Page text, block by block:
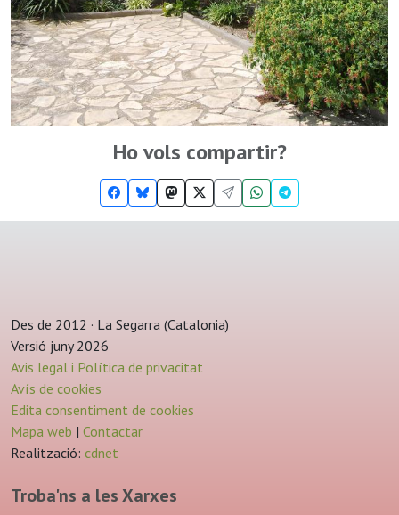
Ho vols compartir?
Des de 2012 · La Segarra (Catalonia)
Versió juny 2026
Avis legal i Política de privacitat
Avís de cookies
Edita consentiment de cookies
Mapa web | Contactar
Realització: cdnet
Troba'ns a les Xarxes